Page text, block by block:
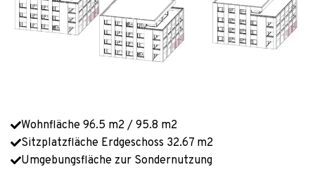
Wohnfläche 96.5 m2 / 95.8 m2
Sitzplatzfläche Erdgeschoss 32.67 m2
Umgebungsfläche zur Sondernutzung